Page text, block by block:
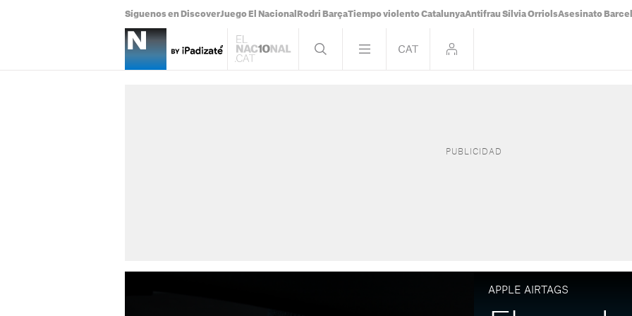
Síguenos en DiscoverJuego El Nacional Rodri BarçaTiempo violento CatalunyaAntifrau Sílvia OrriolsAsesinato
APPLE AIRTAGS